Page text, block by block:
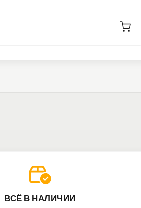
ВСЁ В НАЛИЧИИ